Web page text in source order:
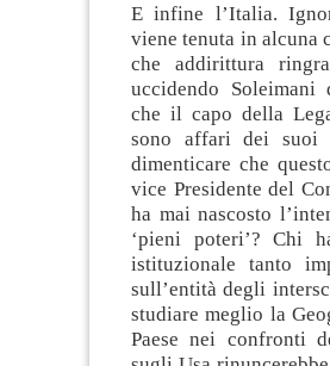
E infine l’Italia.
viene tenuta in alcuna
che addirittura
uccidendo Soleimani
che il capo della
sono affari dei
dimenticare che
vice Presidente del
ha mai nascosto
‘pieni poteri’? Chi
istituzionale tanto
sull’entità degli
studiare meglio la
Paese nei confronti